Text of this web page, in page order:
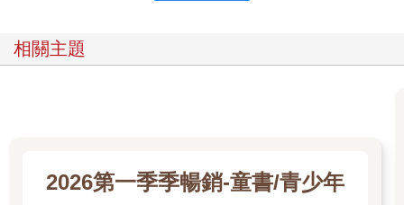
相關主題
2026第一季季暢銷-童書/青少年